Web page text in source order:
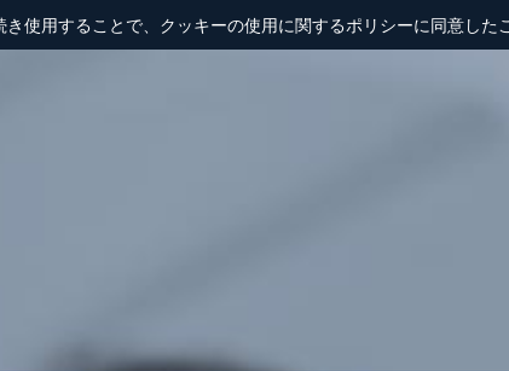
使用することで、クッキーの使用に関するポリシーに同意した